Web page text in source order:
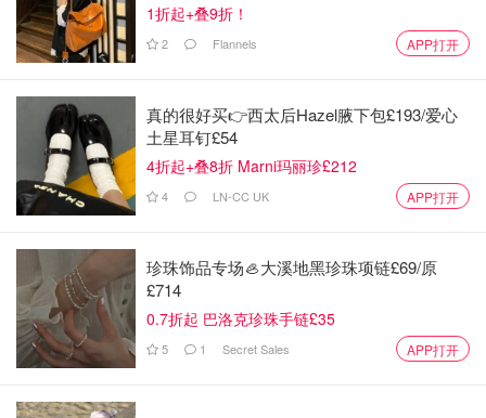
1折起+叠9折！
2 Flannels APP打开
真的很好买👉西太后Hazel腋下包£193/爱心
土星耳钉£54
4折起+叠8折 Marni玛丽珍£212
4 LN-CC UK APP打开
珍珠饰品专场🦪大溪地黑珍珠项链£69/原
£714
0.7折起 巴洛克珍珠手链£35
5 1 Secret Sales APP打开